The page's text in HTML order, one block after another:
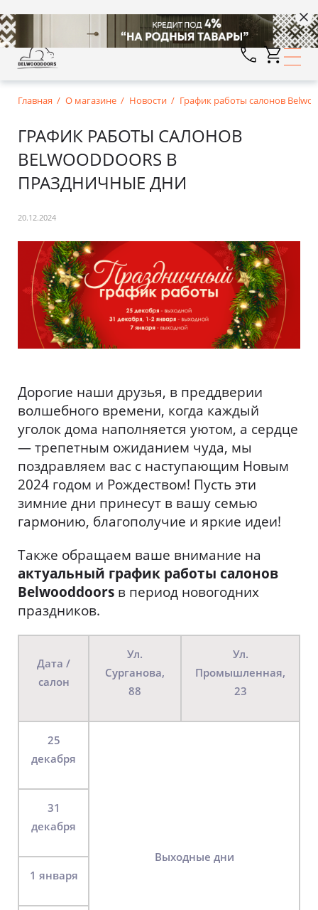
Главная О магазине Новости График работы салонов
ГРАФИК РАБОТЫ САЛОНОВ
BELWOODDOORS В
ПРАЗДНИЧНЫЕ ДНИ
20.12.2024
Дорогие наши друзья, в преддверии
волшебного времени, когда каждый
уголок дома наполняется уютом, а сердце
— трепетным ожиданием чуда, мы
поздравляем вас с наступающим Новым
2024 годом и Рождеством! Пусть эти
зимние дни принесут в вашу семью
гармонию, благополучие и яркие идеи!
Также обращаем ваше внимание на
актуальный график работы салонов
Belwooddoors в период новогодних
праздников.
Дата /
салон
ул.
Сурганова,
88
ул.
Промышленная,
23
25
декабря
выходные дни
31
декабря
1 января